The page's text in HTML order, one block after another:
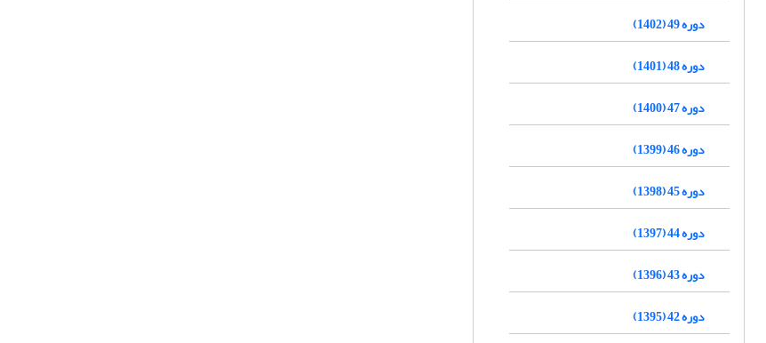
دوره 49 (1402)
دوره 48 (1401)
دوره 47 (1400)
دوره 46 (1399)
دوره 45 (1398)
دوره 44 (1397)
دوره 43 (1396)
دوره 42 (1395)